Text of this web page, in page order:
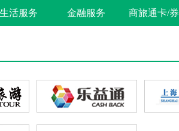
生活服务 金融服务 商旅通卡/券